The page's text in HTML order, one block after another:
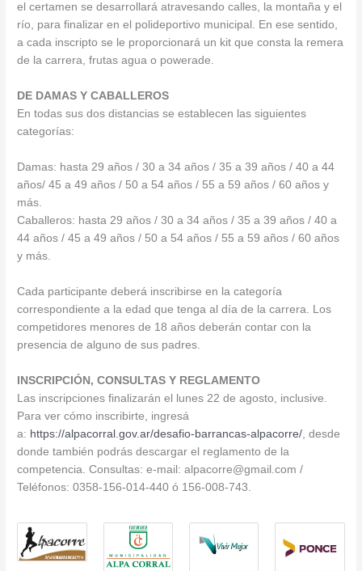
el certamen se desarrollará atravesando calles, la montaña y el
río, para finalizar en el polideportivo municipal. En ese sentido,
a cada inscripto se le proporcionará un kit que consta la remera
de la carrera, frutas agua o powerade.
DE DAMAS Y CABALLEROS
En todas sus dos distancias se establecen las siguientes
categorías:
Damas: hasta 29 años / 30 a 34 años / 35 a 39 años / 40 a 44
años/ 45 a 49 años / 50 a 54 años / 55 a 59 años / 60 años y
más.
Caballeros: hasta 29 años / 30 a 34 años / 35 a 39 años / 40 a
44 años / 45 a 49 años / 50 a 54 años / 55 a 59 años / 60 años
y más.
Cada participante deberá inscribirse en la categoría
correspondiente a la edad que tenga al día de la carrera. Los
competidores menores de 18 años deberán contar con la
presencia de alguno de sus padres.
INSCRIPCIÓN, CONSULTAS Y REGLAMENTO
Las inscripciones finalizarán el lunes 22 de agosto, inclusive.
Para ver cómo inscribirte, ingresá
a: https://alpacorral.gov.ar/desafio-barrancas-alpacorre/ , desde
donde también podrás descargar el reglamento de la
competencia. Consultas: e-mail: alpacorre@gmail.com /
Teléfonos: 0358-156-014-440 ó 156-008-743.